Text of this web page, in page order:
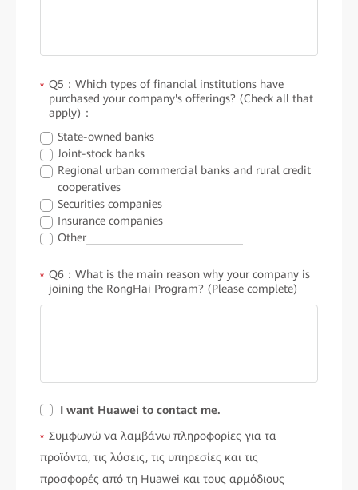
* Q5：Which types of financial institutions have
purchased your company's offerings? (Check all that
apply)：
State-owned banks
Joint-stock banks
Regional urban commercial banks and rural credit
cooperatives
Securities companies
Insurance companies
Other
* Q6：What is the main reason why your company is
joining the RongHai Program? (Please complete)
I want Huawei to contact me.
* Συμφωνώ να λαμβάνω πληροφορίες για τα
προϊόντα, τις λύσεις, τις υπηρεσίες και τις
προσφορές από τη Huawei και τους αρμόδιους